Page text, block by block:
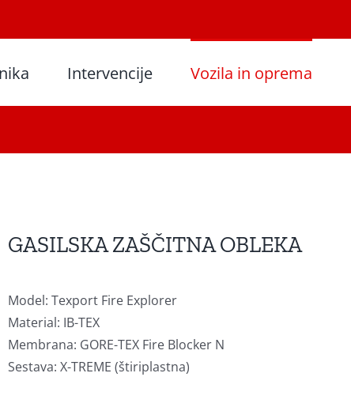
Intervencije Vozila in oprema
GASILSKA ZAŠČITNA OBLEKA
Model: Texport Fire Explorer
Material: IB-TEX
Membrana: GORE-TEX Fire Blocker N
Sestava: X-TREME (štiriplastna)